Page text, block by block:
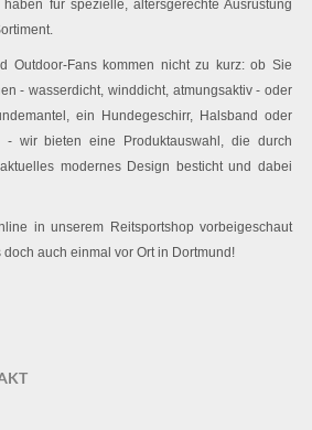
für spezielle, altersgerechte Ausrüstung
Outdoor-Fans kommen nicht zu kurz: ob Sie
- wasserdicht, winddicht, atmungsaktiv - oder
ein Hundegeschirr, Halsband oder
- wir bieten eine Produktauswahl, die durch
modernes Design besticht und dabei
in unserem Reitsportshop vorbeigeschaut
auch einmal vor Ort in Dortmund!